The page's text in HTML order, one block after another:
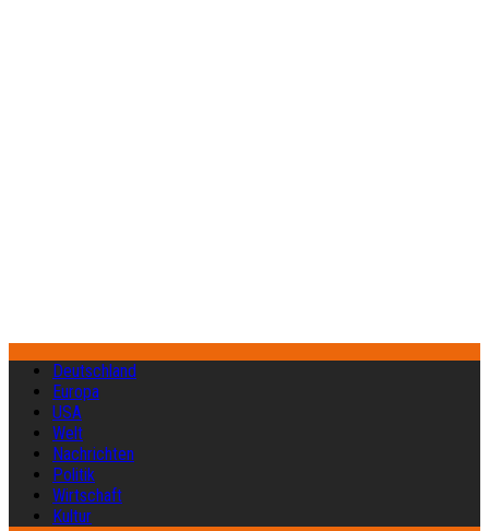
Deutschland
Europa
USA
Welt
Nachrichten
Politik
Wirtschaft
Kultur